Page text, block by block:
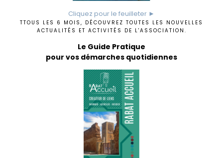
Cliquez pour le feuilleter ►
TTOUS LES 6 MOIS, DÉCOUVREZ TOUTES LES NOUVELLES
ACTUALITÉS ET ACTIVITÉS DE L'ASSOCIATION.
Le Guide Pratique
pour vos démarches quotidiennes